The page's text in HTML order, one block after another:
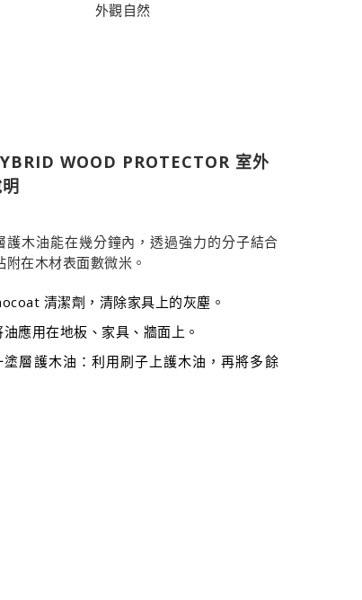
外觀自然
WOOD PROTECTOR 室外
木油能在幾分鐘內，透過強力的分子結合
附在木材表面數微米。
清潔劑，清除家具上的灰塵。
應用在地板、家具、牆面上。
層護木油：利用刷子上護木油，再將多餘